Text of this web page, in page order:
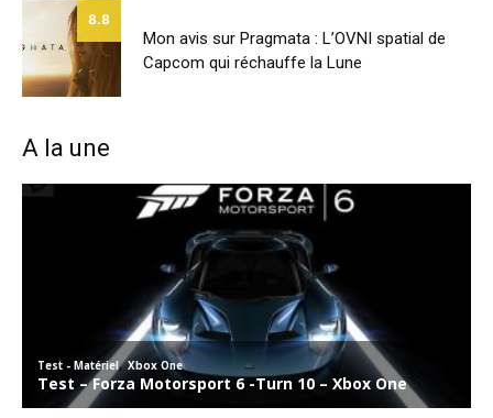
8.8
Mon avis sur Pragmata : L’OVNI spatial de
Capcom qui réchauffe la Lune
A la une